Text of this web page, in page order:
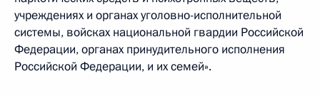
учреждениях и органах уголовно-исполнительной
системы, войсках национальной гвардии Российской
Федерации, органах принудительного исполнения
Российской Федерации, и их семей».